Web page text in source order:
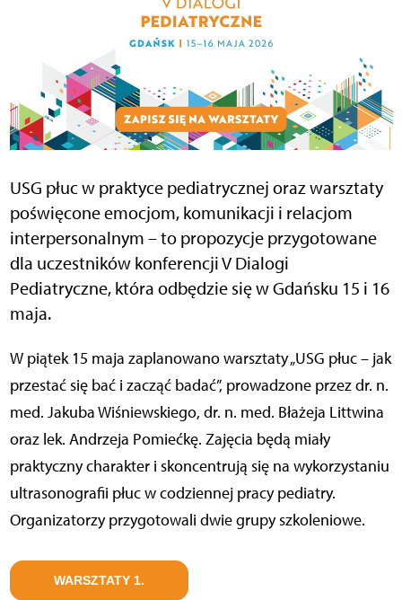
USG płuc w praktyce pediatrycznej oraz warsztaty
poświęcone emocjom, komunikacji i relacjom
interpersonalnym – to propozycje przygotowane
dla uczestników konferencji V Dialogi
Pediatryczne, która odbędzie się w Gdańsku 15 i 16
maja.
W piątek 15 maja zaplanowano warsztaty „USG płuc – jak
przestać się bać i zacząć badać”, prowadzone przez dr. n.
med. Jakuba Wiśniewskiego, dr. n. med. Błażeja Littwina
oraz lek. Andrzeja Pomiećkę. Zajęcia będą miały
praktyczny charakter i skoncentrują się na wykorzystaniu
ultrasonografii płuc w codziennej pracy pediatry.
Organizatorzy przygotowali dwie grupy szkoleniowe.
WARSZTATY 1.